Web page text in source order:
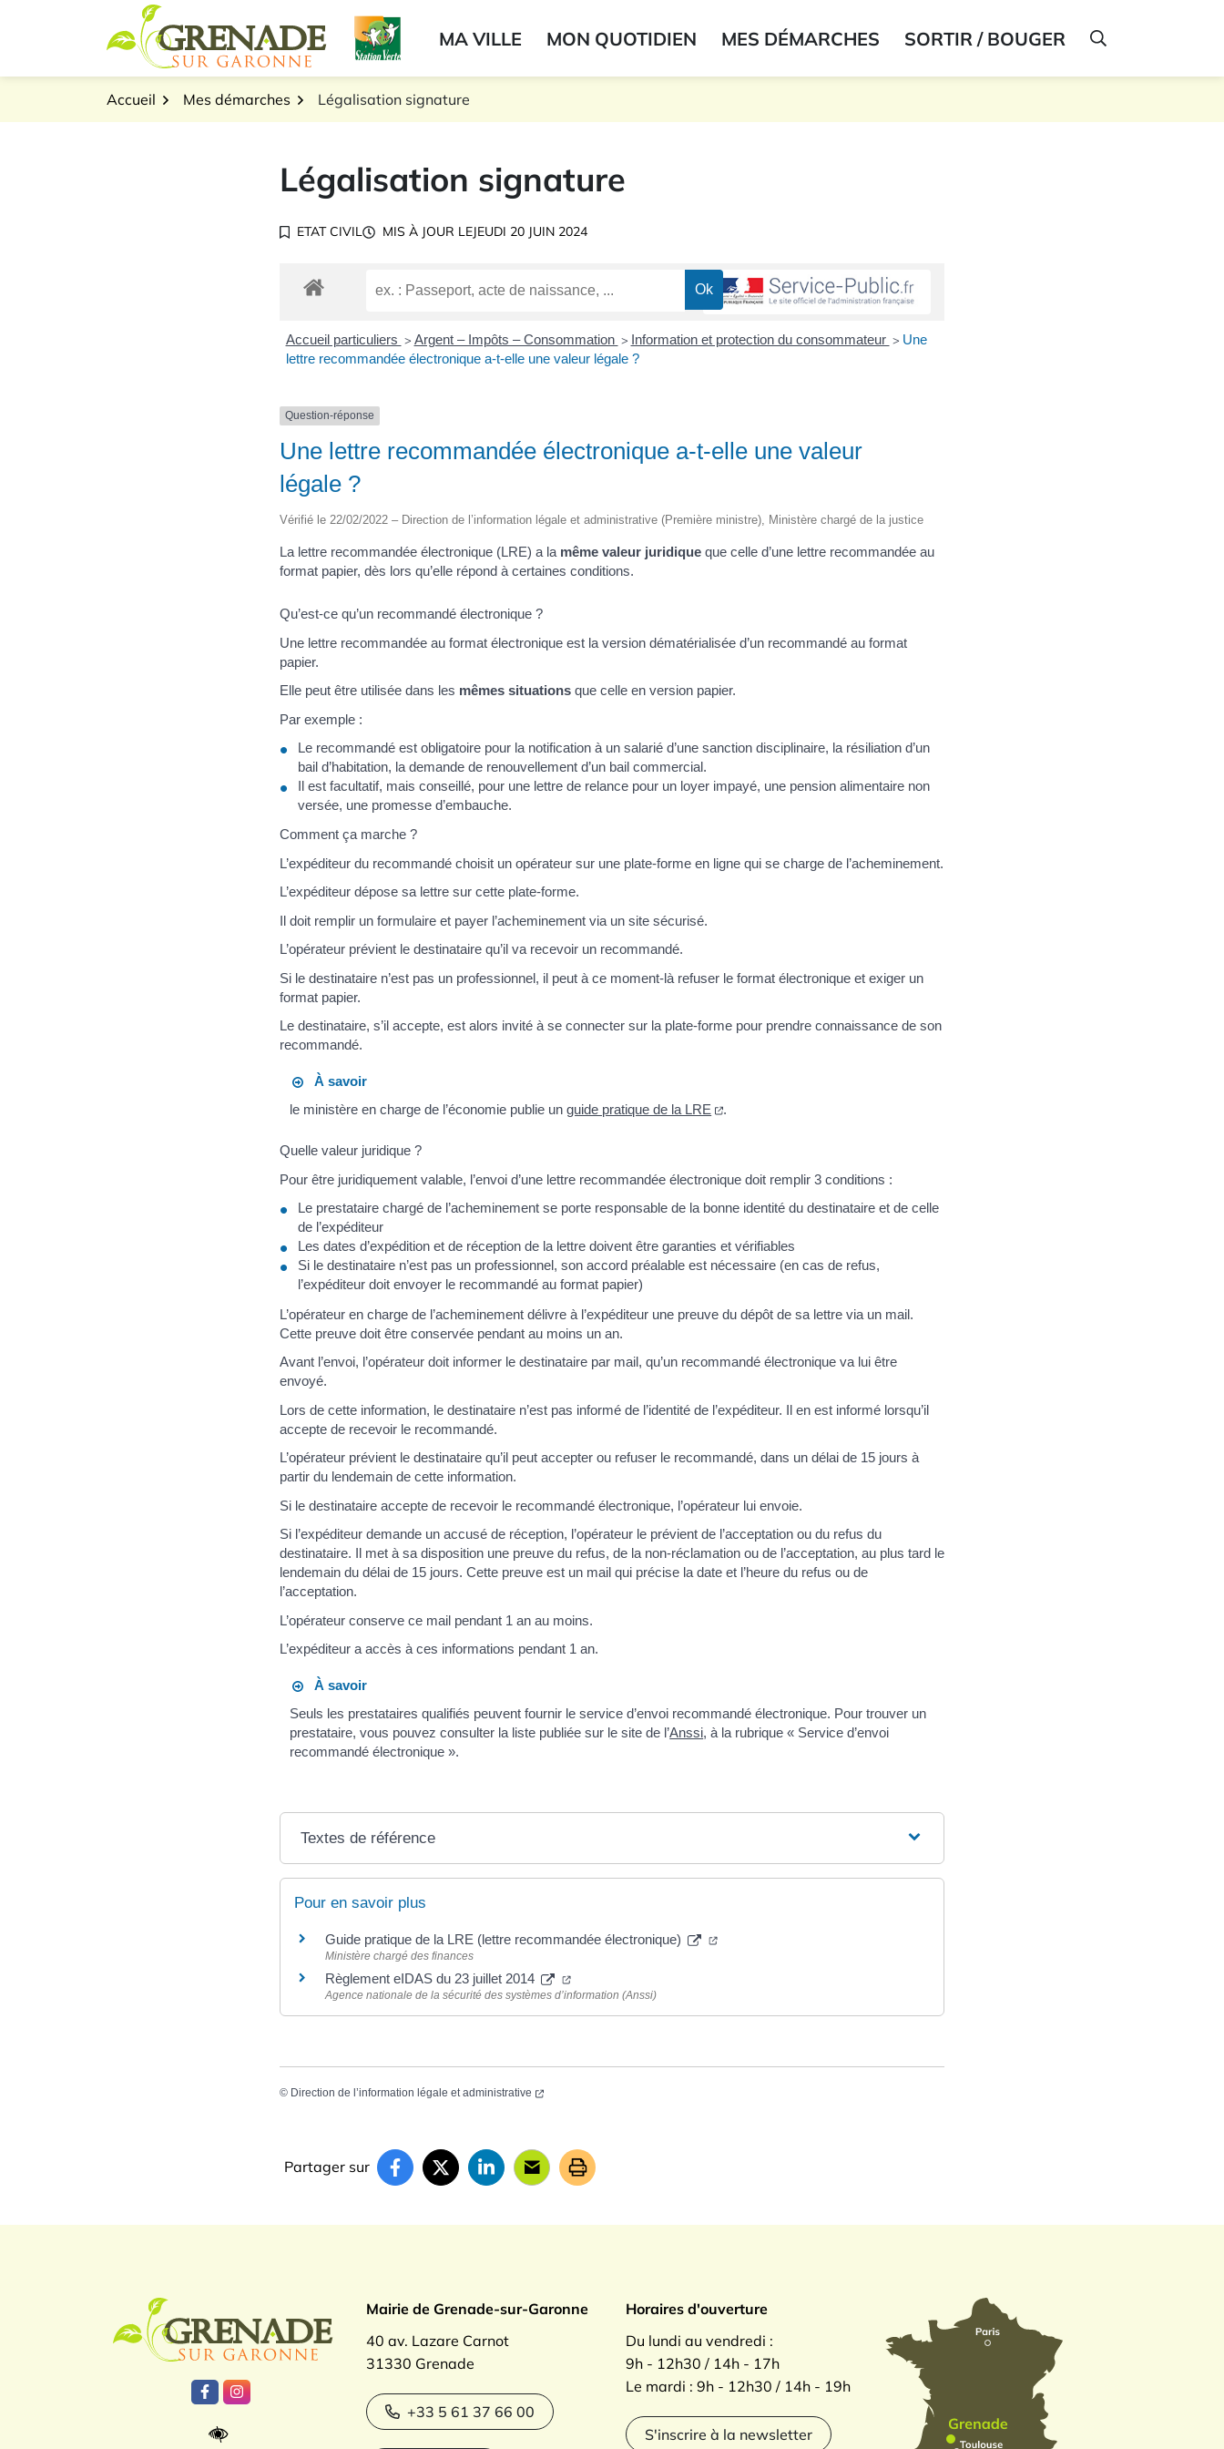
Logo Grenade sur GaronneMA VILLE MON QUOTIDIEN MES DÉMARCHES SORTIR / BOUGER AFFICHER LA
Accueil Mes démarches Légalisation signature
Légalisation signature
ETAT CIVIL MIS À JOUR LEJEUDI 20 JUIN 2024
Accueil particuliers > Argent – Impôts – Consommation > Information et protection du consommateur > Une
lettre recommandée électronique a-t-elle une valeur légale ?
Question-réponse
Une lettre recommandée électronique a-t-elle une valeur
légale ?
Vérifié le 22/02/2022 – Direction de l’information légale et administrative (Première ministre), Ministère chargé de la justice
La lettre recommandée électronique (LRE) a la même valeur juridique que celle d’une lettre recommandée au
format papier, dès lors qu’elle répond à certaines conditions.
Qu’est-ce qu’un recommandé électronique ?
Une lettre recommandée au format électronique est la version dématérialisée d’un recommandé au format
papier.
Elle peut être utilisée dans les mêmes situations que celle en version papier.
Par exemple :
Le recommandé est obligatoire pour la notification à un salarié d’une sanction disciplinaire, la résiliation d’un
bail d’habitation, la demande de renouvellement d’un bail commercial.
Il est facultatif, mais conseillé, pour une lettre de relance pour un loyer impayé, une pension alimentaire non
versée, une promesse d’embauche.
Comment ça marche ?
L’expéditeur du recommandé choisit un opérateur sur une plate-forme en ligne qui se charge de l’acheminement.
L’expéditeur dépose sa lettre sur cette plate-forme.
Il doit remplir un formulaire et payer l’acheminement via un site sécurisé.
L’opérateur prévient le destinataire qu’il va recevoir un recommandé.
Si le destinataire n’est pas un professionnel, il peut à ce moment-là refuser le format électronique et exiger un
format papier.
Le destinataire, s’il accepte, est alors invité à se connecter sur la plate-forme pour prendre connaissance de son
recommandé.
À savoir
le ministère en charge de l’économie publie unguide pratique de la LRE .
Quelle valeur juridique ?
Pour être juridiquement valable, l’envoi d’une lettre recommandée électronique doit remplir 3 conditions :
Le prestataire chargé de l’acheminement se porte responsable de la bonne identité du destinataire et de celle
de l’expéditeur
Les dates d’expédition et de réception de la lettre doivent être garanties et vérifiables
Si le destinataire n’est pas un professionnel, son accord préalable est nécessaire (en cas de refus,
l’expéditeur doit envoyer le recommandé au format papier)
L’opérateur en charge de l’acheminement délivre à l’expéditeur une preuve du dépôt de sa lettre via un mail.
Cette preuve doit être conservée pendant au moins un an.
Avant l’envoi, l’opérateur doit informer le destinataire par mail, qu’un recommandé électronique va lui être
envoyé.
Lors de cette information, le destinataire n’est pas informé de l’identité de l’expéditeur. Il en est informé lorsqu’il
accepte de recevoir le recommandé.
L’opérateur prévient le destinataire qu’il peut accepter ou refuser le recommandé, dans un délai de 15 jours à
partir du lendemain de cette information.
Si le destinataire accepte de recevoir le recommandé électronique, l’opérateur lui envoie.
Si l’expéditeur demande un accusé de réception, l’opérateur le prévient de l’acceptation ou du refus du
destinataire. Il met à sa disposition une preuve du refus, de la non-réclamation ou de l’acceptation, au plus tard le
lendemain du délai de 15 jours. Cette preuve est un mail qui précise la date et l’heure du refus ou de
l’acceptation.
L’opérateur conserve ce mail pendant 1 an au moins.
L’expéditeur a accès à ces informations pendant 1 an.
À savoir
Seuls les prestataires qualifiés peuvent fournir le service d’envoi recommandé électronique. Pour trouver un
prestataire, vous pouvez consulter la liste publiée sur le site de l’Anssi, à la rubrique « Service d’envoi
recommandé électronique ».
Textes de référence
Pour en savoir plus
Guide pratique de la LRE (lettre recommandée électronique)
Ministère chargé des finances
Règlement eIDAS du 23 juillet 2014
Agence nationale de la sécurité des systèmes d’information (Anssi)
© Direction de l’information légale et administrative
Partager sur
Logo Grenade sur Garonne
Lien vers le compte Facebook
Lien vers le compte Instagram
Mairie de Grenade-sur-Garonne
40 av. Lazare Carnot
31330 Grenade
+33 5 61 37 66 00
Horaires d'ouverture
Du lundi au vendredi :
9h - 12h30 / 14h - 17h
Le mardi : 9h - 12h30 / 14h - 19h
S'inscrire à la newsletter